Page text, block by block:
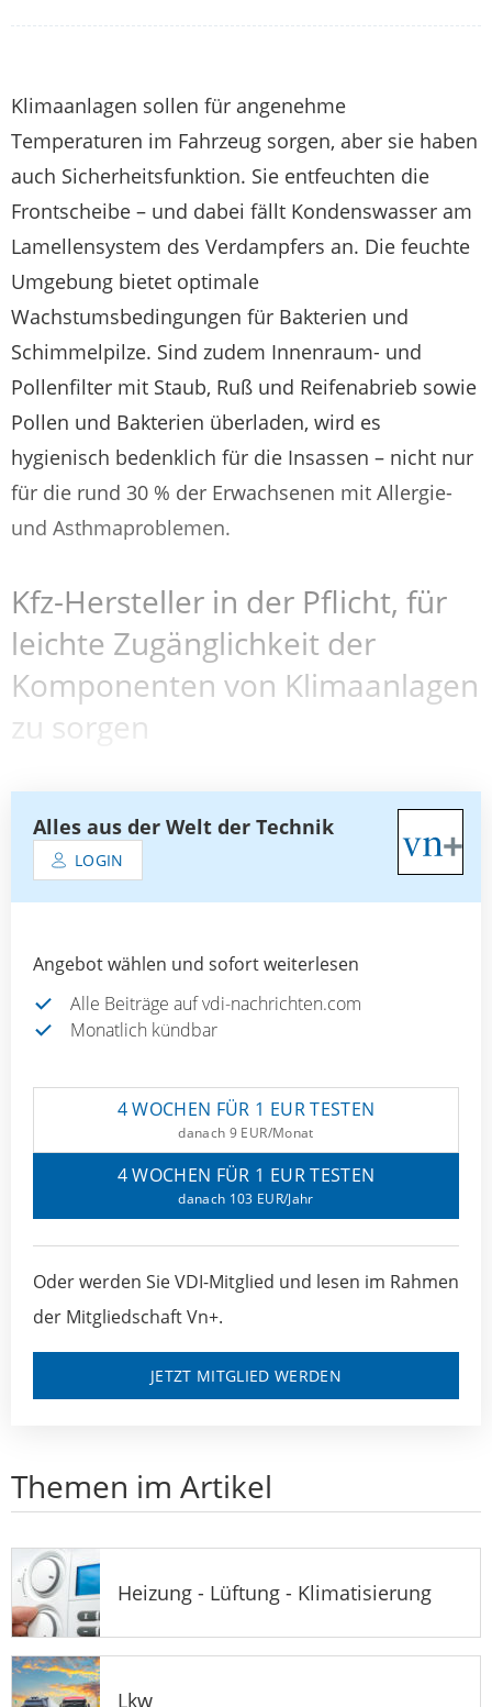
Klimaanlagen sollen für angenehme
Temperaturen im Fahrzeug sorgen, aber sie haben
auch Sicherheitsfunktion. Sie entfeuchten die
Frontscheibe – und dabei fällt Kondenswasser am
Lamellensystem des Verdampfers an. Die feuchte
Umgebung bietet optimale
Wachstumsbedingungen für Bakterien und
Schimmelpilze. Sind zudem Innenraum- und
Pollenfilter mit Staub, Ruß und Reifenabrieb sowie
Pollen und Bakterien überladen, wird es
hygienisch bedenklich für die Insassen – nicht nur
für die rund 30 % der Erwachsenen mit Allergie-
und Asthmaproblemen.
Kfz-Hersteller in der Pflicht, für
leichte Zugänglichkeit der
Komponenten von Klimaanlagen
zu sorgen
Alles aus der Welt der Technik
LOGIN
Angebot wählen und sofort weiterlesen
Alle Beiträge auf vdi-nachrichten.com
Monatlich kündbar
4 WOCHEN FÜR 1 EUR TESTEN
danach 9 EUR/Monat
4 WOCHEN FÜR 1 EUR TESTEN
danach 103 EUR/Jahr
Oder werden Sie VDI-Mitglied und lesen im Rahmen
der Mitgliedschaft Vn+.
JETZT MITGLIED WERDEN
Themen im Artikel
Heizung - Lüftung - Klimatisierung
Lkw